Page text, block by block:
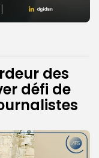
des
défi de